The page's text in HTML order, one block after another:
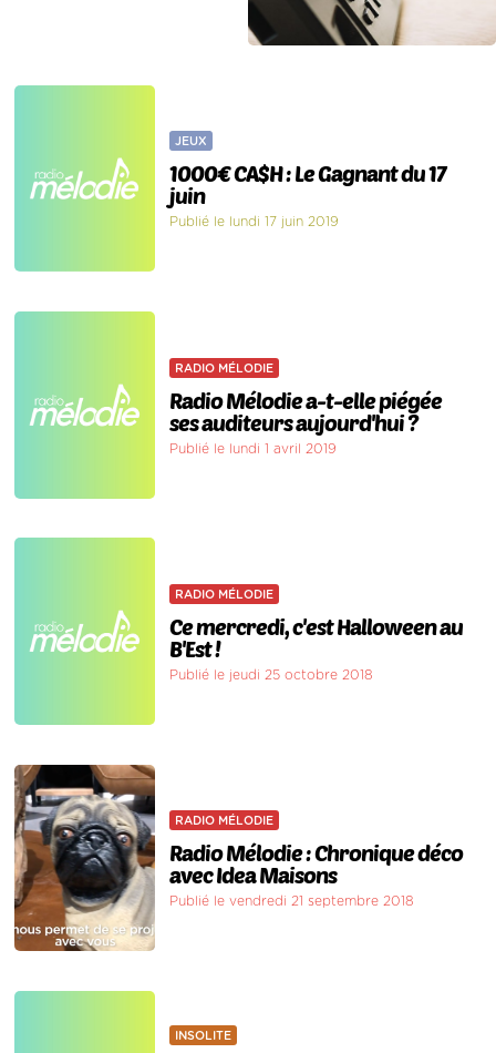
JEUX
1000€ CA$H : Le Gagnant du 17
juin
Publié le lundi 17 juin 2019
RADIO MÉLODIE
Radio Mélodie a-t-elle piégée
ses auditeurs aujourd'hui ?
Publié le lundi 1 avril 2019
RADIO MÉLODIE
Ce mercredi, c'est Halloween au
B'Est !
Publié le jeudi 25 octobre 2018
RADIO MÉLODIE
Radio Mélodie : Chronique déco
avec Idea Maisons
Publié le vendredi 21 septembre 2018
INSOLITE